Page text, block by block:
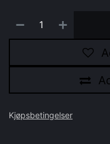
Kjøpsbetingelser